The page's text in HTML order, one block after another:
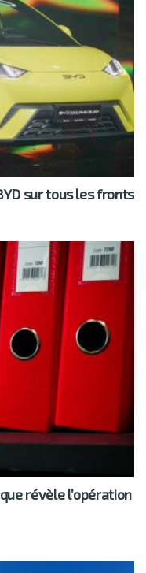
sur tous les fronts
révèle l’opération